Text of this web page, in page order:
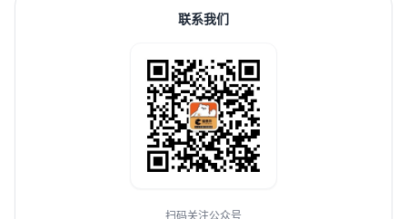
联系我们
扫码关注公众号